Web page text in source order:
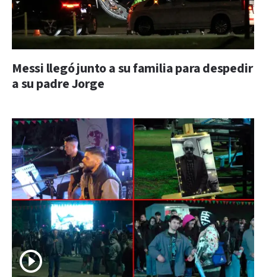
Messi llegó junto a su familia para despedir
a su padre Jorge